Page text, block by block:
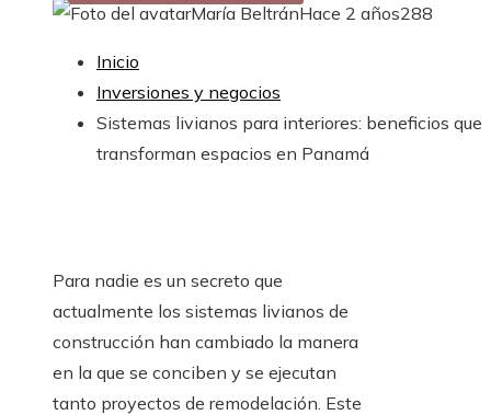
María BeltránHace 2 años288
Inicio
Inversiones y negocios
Sistemas livianos para interiores: beneficios que
transforman espacios en Panamá
Para nadie es un secreto que
actualmente los sistemas livianos de
construcción han cambiado la manera
en la que se conciben y se ejecutan
tanto proyectos de remodelación. Este